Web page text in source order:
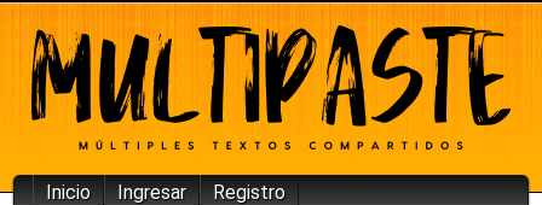
Inicio Ingresar Registro